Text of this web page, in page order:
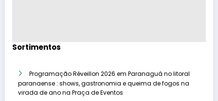
Sortimentos
Programação Réveillon 2026 em Paranaguá no litoral
paranaense : shows, gastronomia e queima de fogos na
virada de ano na Praça de Eventos